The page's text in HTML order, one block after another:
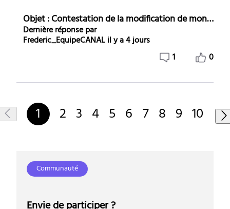
Objet : Contestation de la modification de mon abonnement – Abonné n°
Dernière réponse par
Frederic_EquipeCANAL il y a 4 jours
1
0
1 2 3 4 5 6 7 8 9 10
Communauté